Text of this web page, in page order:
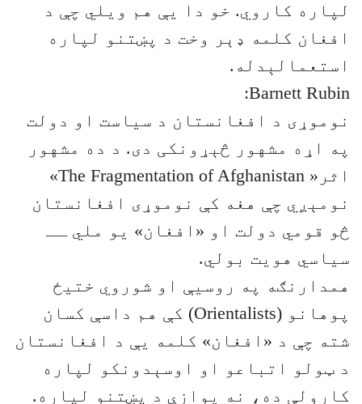
لپاره کاروي. خو دا یې هم ویلي چې د
افغان کلمه ډېر وخت د پښتنو لپاره
استعمالېدله.
Barnett Rubin:
نوموړی د افغانستان د سیاست او دولت
په اړه مشهور څېړونکی دی. د ده مشهور
اثر« The Fragmentation of Afghanistan»
نومېږي چې هغه کې نوموړی افغانستان
څو قومي دولت او «افغان» یو ملي ــ
سیاسي هویت بولي.
همدارنګه په روسيې او شوروي ختیځ
پوهانو (Orientalists) کې هم داسې کسان
شته چې د «افغان» کلمه یې د افغانستان
د ټولو اتباعو او اوسېدونکو لپاره
کارولې ده، نه یوازې د پښتنو لپاره.